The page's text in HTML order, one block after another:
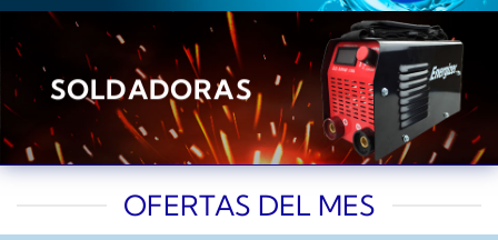
SOLDADORAS
OFERTAS DEL MES